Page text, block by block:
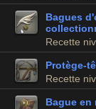
Bagues
Recette niv.
Protège-
Recette niv.
Bague